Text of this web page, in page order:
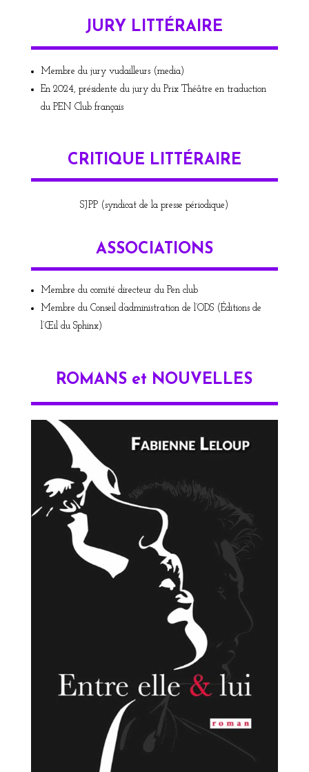
JURY LITTÉRAIRE
Membre du jury vudailleurs (media)
En 2024, présidente du jury du Prix Théâtre en traduction
du PEN Club français
CRITIQUE LITTÉRAIRE
SJPP (syndicat de la presse périodique)
ASSOCIATIONS
Membre du comité directeur du Pen club
Membre du Conseil d’administration de l’ODS (Éditions de
l’Œil du Sphinx)
ROMANS et NOUVELLES